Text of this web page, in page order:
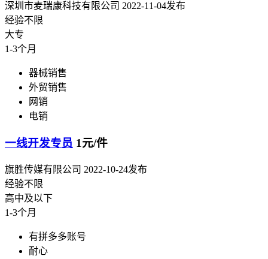
深圳市麦瑞康科技有限公司 2022-11-04发布
经验不限
大专
1-3个月
器械销售
外贸销售
网销
电销
一线开发专员 1元/件
旗胜传媒有限公司 2022-10-24发布
经验不限
高中及以下
1-3个月
有拼多多账号
耐心